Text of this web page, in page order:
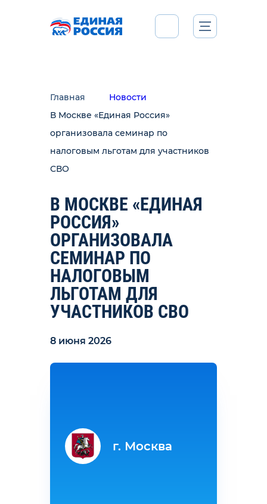
Главная
Новости
В Москве «Единая Россия»
организовала семинар по
налоговым льготам для участников
СВО
В МОСКВЕ «ЕДИНАЯ
РОССИЯ»
ОРГАНИЗОВАЛА
СЕМИНАР ПО
НАЛОГОВЫМ
ЛЬГОТАМ ДЛЯ
УЧАСТНИКОВ СВО
8 июня 2026
г. Москва